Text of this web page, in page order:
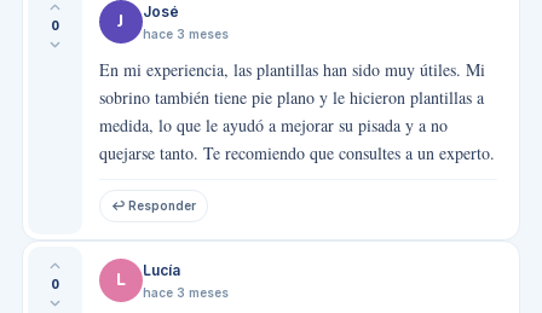
0 J José
hace 3 meses
En mi experiencia, las plantillas han sido muy útiles. Mi
sobrino también tiene pie plano y le hicieron plantillas a
medida, lo que le ayudó a mejorar su pisada y a no
quejarse tanto. Te recomiendo que consultes a un experto.
↩ Responder
0 L Lucía
hace 3 meses